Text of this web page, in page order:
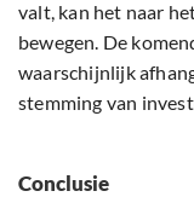
valt, kan het naar
bewegen. De
waarschijnlijk
stemming van
Conclusie